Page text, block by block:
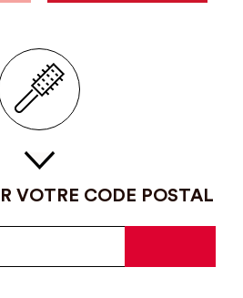
VOTRE CODE POSTAL